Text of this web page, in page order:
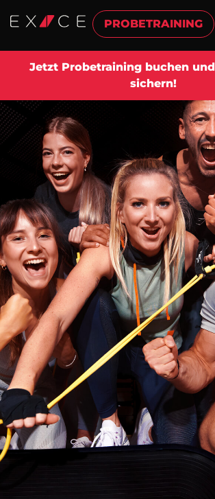
PROBETRAINING
Jetzt Probetraining buchen
sichern!